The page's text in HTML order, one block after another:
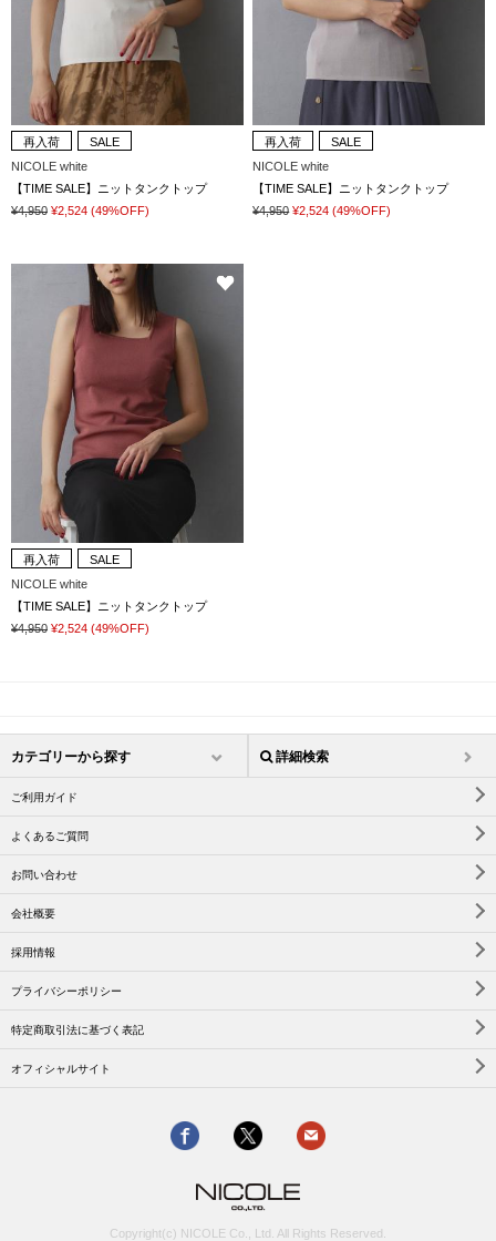
再入荷
SALE
NICOLE white
【TIME SALE】ニットタンクトップ
¥4,950 ¥2,524 (49%OFF)
再入荷
SALE
NICOLE white
【TIME SALE】ニットタンクトップ
¥4,950 ¥2,524 (49%OFF)
再入荷
SALE
NICOLE white
【TIME SALE】ニットタンクトップ
¥4,950 ¥2,524 (49%OFF)
カテゴリーから探す 詳細検索
ご利用ガイド
よくあるご質問
お問い合わせ
会社概要
採用情報
プライバシーポリシー
特定商取引法に基づく表記
オフィシャルサイト
Copyright(c) NICOLE Co., Ltd. All Rights Reserved.